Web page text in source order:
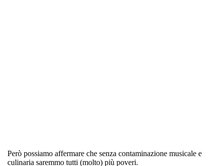
Però possiamo affermare che senza contaminazione musicale e
culinaria saremmo tutti (molto) più poveri.